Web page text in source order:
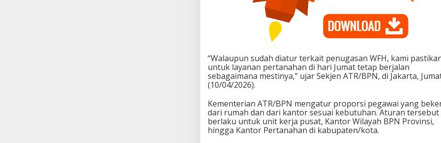
“Walaupun sudah diatur terkait penugasan WFH, kami
untuk layanan pertanahan di hari Jumat tetap berjalan
sebagaimana mestinya,” ujar Sekjen ATR/BPN, di Jakarta,
(10/04/2026).
Kementerian ATR/BPN mengatur proporsi pegawai yang
dari rumah dan dari kantor sesuai kebutuhan. Aturan tersebut
berlaku untuk unit kerja pusat, Kantor Wilayah BPN Provinsi,
hingga Kantor Pertanahan di kabupaten/kota.